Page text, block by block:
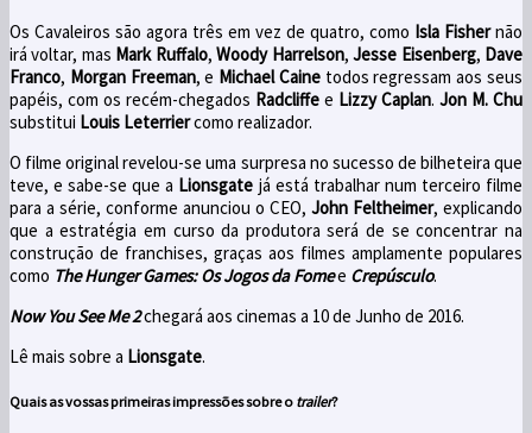
Os Cavaleiros são agora três em vez de quatro, como Isla Fisher não
irá voltar, mas Mark Ruffalo,Woody Harrelson,Jesse Eisenberg, Dave
Franco, Morgan Freeman, e Michael Caine todos regressam aos seus
papéis, com os recém-chegados Radcliffe e Lizzy Caplan. Jon M. Chu
substitui Louis Leterriercomo realizador.
O filme original revelou-se uma surpresa no sucesso de bilheteira que
teve, e sabe-se que a Lionsgate já está trabalhar num terceiro filme
para a série, conforme anunciou o CEO, John Feltheimer, explicando
que a estratégia em curso da produtoraserá de se concentrar na
construção de franchises, graças aos filmes amplamente populares
como The Hunger Games: Os Jogos da Fomee Crepúsculo.
Now You See Me2chegará aos cinemas a 10 de Junho de 2016.
Lê mais sobre a Lionsgate.
Quais as vossas primeiras impressões sobre o trailer?